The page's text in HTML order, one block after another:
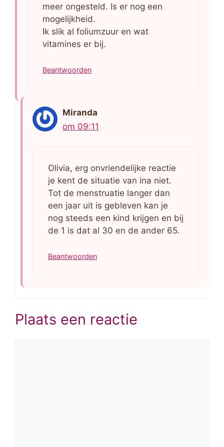
meer ongesteld. Is er nog een
mogelijkheid.
Ik slik al foliumzuur en wat
vitamines er bij.
Beantwoorden
Miranda
om 09:11
Olivia, erg onvriendelijke reactie
je kent de situatie van ina niet.
Tot de menstruatie langer dan
een jaar uit is gebleven kan je
nog steeds een kind krijgen en bij
de 1 is dat al 30 en de ander 65.
Beantwoorden
Plaats een reactie